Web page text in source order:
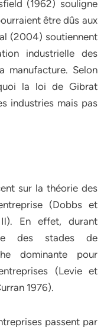
(1962) souligne
être dûs aux
(2004) soutiennent
industrielle des
manufacture. Selon
la loi de Gibrat
industries mais pas
sur la théorie des
(Dobbs et
En effet, durant
des stades de
dominante pour
(Levie et
1976).
passent par